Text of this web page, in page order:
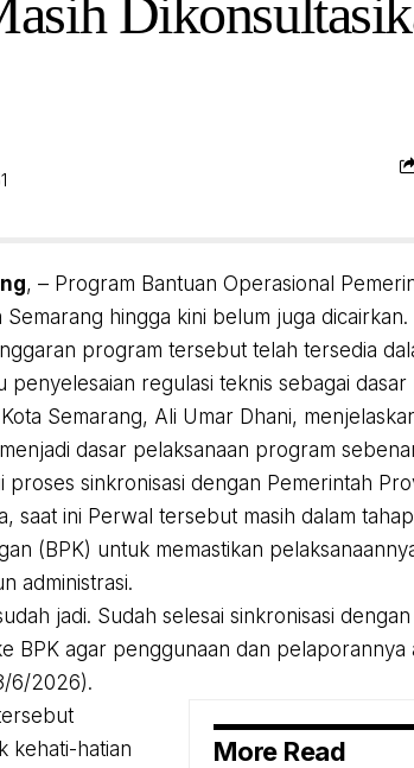
, – Program Bantuan Operasional
hingga kini belum juga dicairkan.
program tersebut telah tersedia
penyelesaian regulasi teknis sebagai dasar
Semarang, Ali Umar Dhani,
dasar pelaksanaan program
proses sinkronisasi dengan Pemerintah
saat ini Perwal tersebut masih dalam
(BPK) untuk memastikan
administrasi.
jadi. Sudah selesai sinkronisasi
BPK agar penggunaan dan pelaporannya
6/2026).
More Read
kehati-hatian